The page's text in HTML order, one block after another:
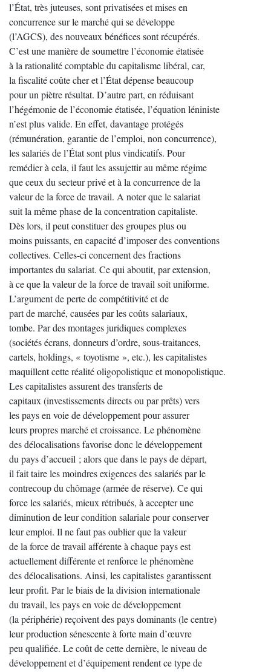
l’État, très juteuses, sont privatisées et mises en
concurrence sur le marché qui se développe
(l’AGCS), des nouveaux bénéfices sont récupérés.
C’est une manière de soumettre l’économie étatisée
à la rationalité comptable du capitalisme libéral, car,
la fiscalité coûte cher et l’État dépense beaucoup
pour un piètre résultat. D’autre part, en réduisant
l’hégémonie de l’économie étatisée, l’équation léniniste
n’est plus valide. En effet, davantage protégés
(rémunération, garantie de l’emploi, non concurrence),
les salariés de l’État sont plus vindicatifs. Pour
remédier à cela, il faut les assujettir au même régime
que ceux du secteur privé et à la concurrence de la
valeur de la force de travail. A noter que le salariat
suit la même phase de la concentration capitaliste.
Dès lors, il peut constituer des groupes plus ou
moins puissants, en capacité d’imposer des conventions
collectives. Celles-ci concernent des fractions
importantes du salariat. Ce qui aboutit, par extension,
à ce que la valeur de la force de travail soit uniforme.
L’argument de perte de compétitivité et de
part de marché, causées par les coûts salariaux,
tombe. Par des montages juridiques complexes
(sociétés écrans, donneurs d’ordre, sous-traitances,
cartels, holdings, « toyotisme », etc.), les capitalistes
maquillent cette réalité oligopolistique et monopolistique.
Les capitalistes assurent des transferts de
capitaux (investissements directs ou par prêts) vers
les pays en voie de développement pour assurer
leurs propres marché et croissance. Le phénomène
des délocalisations favorise donc le développement
du pays d’accueil ; alors que dans le pays de départ,
il fait taire les moindres exigences des salariés par le
contrecoup du chômage (armée de réserve). Ce qui
force les salariés, mieux rétribués, à accepter une
diminution de leur condition salariale pour conserver
leur emploi. Il ne faut pas oublier que la valeur
de la force de travail afférente à chaque pays est
actuellement différente et renforce le phénomène
des délocalisations. Ainsi, les capitalistes garantissent
leur profit. Par le biais de la division internationale
du travail, les pays en voie de développement
(la périphérie) reçoivent des pays dominants (le centre)
leur production sénescente à forte main d’œuvre
peu qualifiée. Le coût de cette dernière, le niveau de
développement et d’équipement rendent ce type de